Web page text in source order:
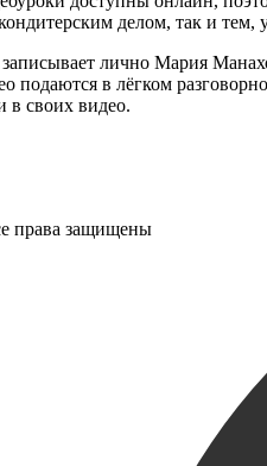
делом, так и
лично Мария
подаются в лёгком
в своих видео.
права защищены